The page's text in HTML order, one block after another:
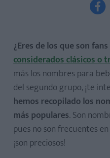

¿Eres de los que son
considerados clásicos o
más los nombres para
del segundo grupo, ¡te
hemos recopilado los
más populares. Son
pues no son frecuentes
¡son preciosos!